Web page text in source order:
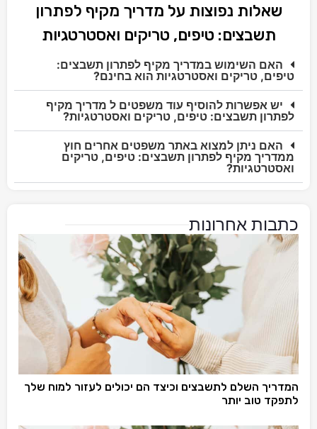
שאלות נפוצות על מדריך מקיף לפתרון
תשבצים: טיפים, טריקים ואסטרטגיות
האם השימוש במדריך מקיף לפתרון תשבצים:
טיפים, טריקים ואסטרטגיות הוא בחינם?
יש אפשרות להוסיף עוד משפטים ל מדריך מקיף
לפתרון תשבצים: טיפים, טריקים ואסטרטגיות?
האם ניתן למצוא באתר משפטים אחרים חוץ
ממדריך מקיף לפתרון תשבצים: טיפים, טריקים
ואסטרטגיות?
כתבות אחרונות
המדריך השלם לתשבצים וכיצד הם יכולים לעזור למוח שלך
לתפקד טוב יותר